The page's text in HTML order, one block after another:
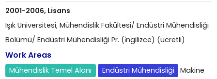
2001-2006, Lisans
Işık Üniversitesi, Mühendislik Fakültesi/ Endüstri Mühendisliği
Bölümü/ Endüstri Mühendisliği Pr. (i̇ngilizce) (ücretli)
Work Areas
Mühendislik Temel Alanı Endüstri Mühendisliği
Makine